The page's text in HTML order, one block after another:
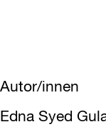
Autor/innen
Edna Syed